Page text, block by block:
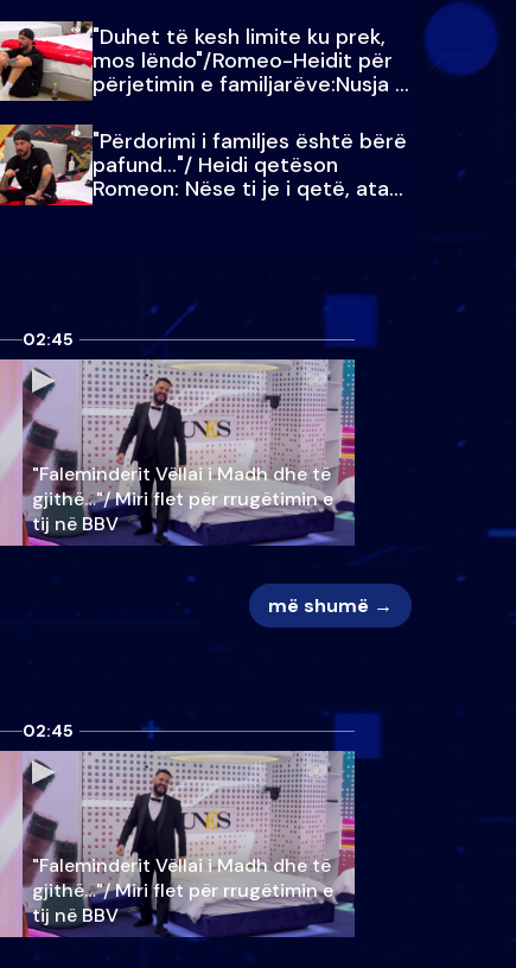
"Duhet të kesh limite ku prek,
mos lëndo"/Romeo-Heidit për
përjetimin e familjarëve:Nusja e
Julit…
"Përdorimi i familjes është bërë
pafund…"/ Heidi qetëson
Romeon: Nëse ti je i qetë, ata
qetësohen
02:45
"Faleminderit Vëllai i Madh dhe të
gjithë…"/ Miri flet për rrugëtimin e
tij në BBV
më shumë →
02:45
"Faleminderit Vëllai i Madh dhe të
gjithë…"/ Miri flet për rrugëtimin e
tij në BBV